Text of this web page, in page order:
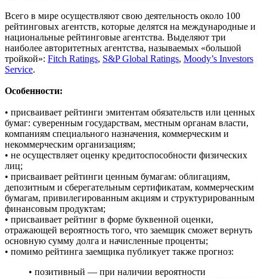
Всего в мире осуществляют свою деятельность около 100
рейтинговых агентств, которые делятся на международные и
национальные рейтинговые агентства. Выделяют три
наиболее авторитетных агентства, называемых «большой
тройкой»: Fitch Ratings, S&P Global Ratings, Moody’s Investors
Service.
Особенности:
• присваивает рейтинги эмитентам обязательств или ценных
бумаг: суверенным государствам, местным органам власти,
компаниям специального назначения, коммерческим и
некоммерческим организациям;
• не осуществляет оценку кредитоспособности физических
лиц;
• присваивает рейтинги ценным бумагам: облигациям,
депозитным и сберегательным сертификатам, коммерческим
бумагам, привилегированным акциям и структурированным
финансовым продуктам;
• присваивает рейтинг в форме буквенной оценки,
отражающей вероятность того, что заемщик сможет вернуть
основную сумму долга и начисленные проценты;
• помимо рейтинга заемщика публикует также прогноз:
• позитивный — при наличии вероятности